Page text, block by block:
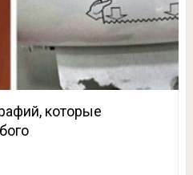
которые